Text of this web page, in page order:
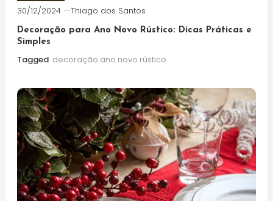
30/12/2024 Thiago dos Santos
Decoração para Ano Novo Rústico: Dicas Práticas e
Simples
Tagged decoração ano novo rústico​